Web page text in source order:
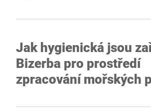
Jak hygienická jsou
Bizerba pro prostředí
zpracování mořských